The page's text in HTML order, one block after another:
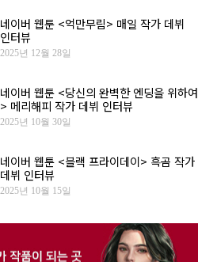
네이버 웹툰 <억만무림> 매일 작가 데뷔
인터뷰
2025년 12월 28일
네이버 웹툰 <당신의 완벽한 엔딩을 위하여
> 메리해피 작가 데뷔 인터뷰
2025년 10월 30일
네이버 웹툰 <블랙 프라이데이> 흑곰 작가
데뷔 인터뷰
2025년 10월 15일